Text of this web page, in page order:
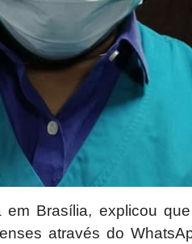
Brasília, explicou
através do